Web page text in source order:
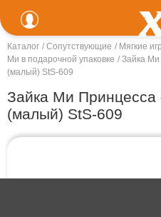
Каталог Сопутствующие Мягкие
Ми в подарочной упаковке
Зайка Ми
(малый) StS-609
Зайка Ми Принцесса
(малый) StS-609